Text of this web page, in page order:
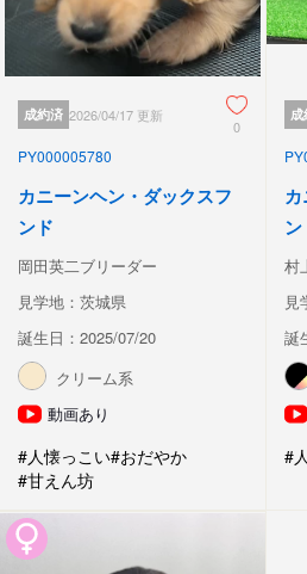
成約済 2026/04/17 更新
0
PY000005780
カニーンヘン・ダックスフ
ンド
岡田英二ブリーダー
見学地：茨城県
誕生日：2025/07/20
クリーム系
動画あり
#人懐っこい#おだやか
#甘えん坊
成
ン
村
見
誕
#